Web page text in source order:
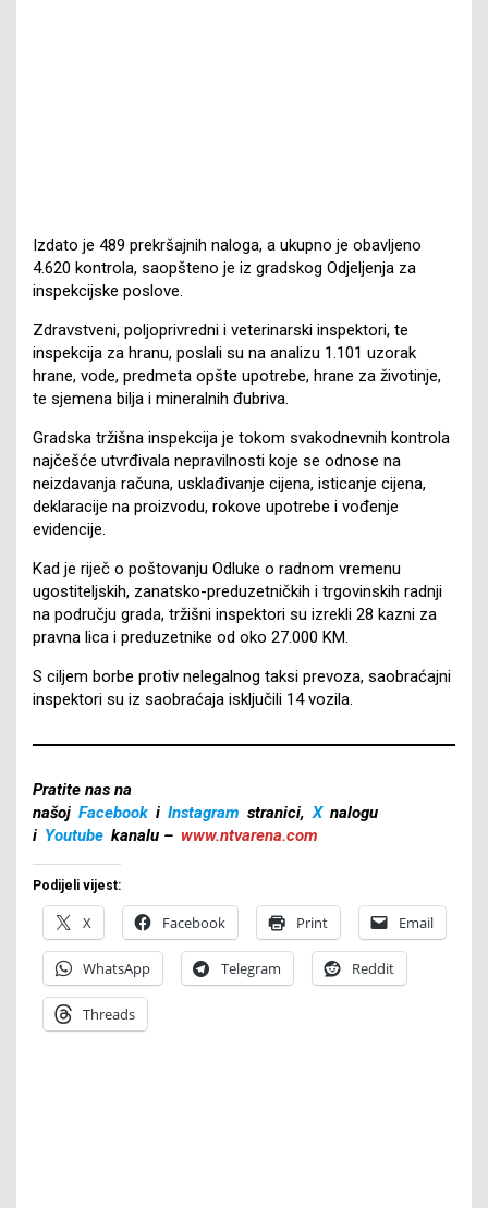
Izdato je 489 prekršajnih naloga, a ukupno je obavljeno
4.620 kontrola, saopšteno je iz gradskog Odjeljenja za
inspekcijske poslove.
Zdravstveni, poljoprivredni i veterinarski inspektori, te
inspekcija za hranu, poslali su na analizu 1.101 uzorak
hrane, vode, predmeta opšte upotrebe, hrane za životinje,
te sjemena bilja i mineralnih đubriva.
Gradska tržišna inspekcija je tokom svakodnevnih kontrola
najčešće utvrđivala nepravilnosti koje se odnose na
neizdavanja računa, usklađivanje cijena, isticanje cijena,
deklaracije na proizvodu, rokove upotrebe i vođenje
evidencije.
Kad je riječ o poštovanju Odluke o radnom vremenu
ugostiteljskih, zanatsko-preduzetničkih i trgovinskih radnji
na području grada, tržišni inspektori su izrekli 28 kazni za
pravna lica i preduzetnike od oko 27.000 KM.
S ciljem borbe protiv nelegalnog taksi prevoza, saobraćajni
inspektori su iz saobraćaja isključili 14 vozila.
Pratite nas na
našoj Facebook i Instagram stranici, X nalogu
i Youtube kanalu – www.ntvarena.com
Podijeli vijest:
X Facebook Print Email
WhatsApp Telegram Reddit
Threads